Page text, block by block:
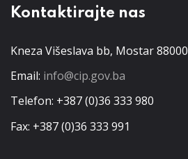
Kontaktirajte nas
Kneza Višeslava bb, Mostar 88000
Email: info@cip.gov.ba
Telefon: +387 (0)36 333 980
Fax: +387 (0)36 333 991